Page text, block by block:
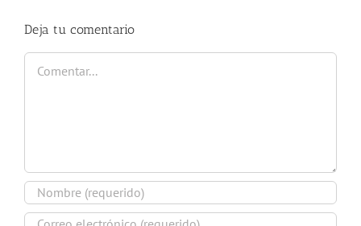
Deja tu comentario
Comentar